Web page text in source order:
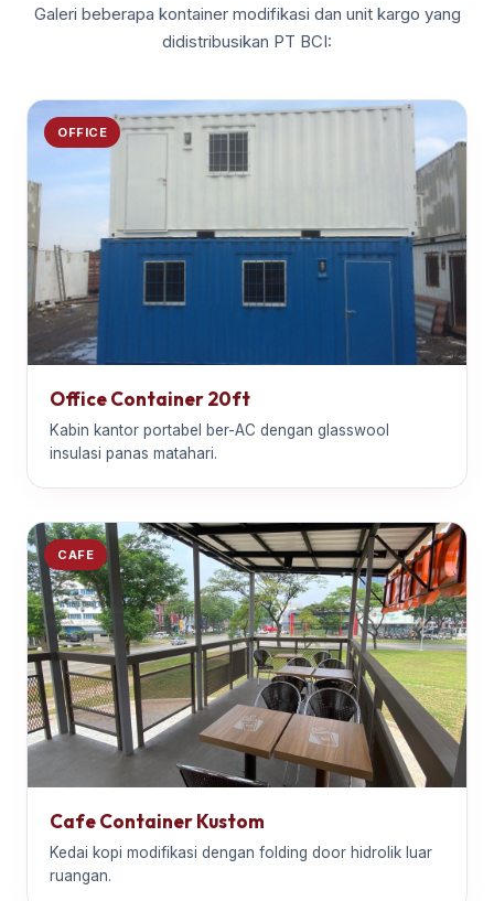
Galeri beberapa kontainer modifikasi dan unit kargo yang
didistribusikan PT BCI:
OFFICE
Office Container 20ft
Kabin kantor portabel ber-AC dengan glasswool
insulasi panas matahari.
CAFE
Cafe Container Kustom
Kedai kopi modifikasi dengan folding door hidrolik luar
ruangan.